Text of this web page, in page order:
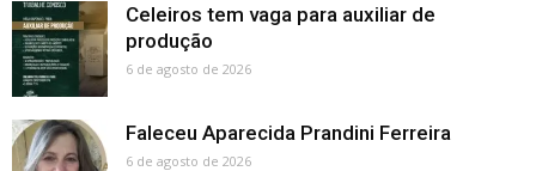
Celeiros tem vaga para auxiliar de
produção
6 de agosto de 2026
Faleceu Aparecida Prandini Ferreira
6 de agosto de 2026